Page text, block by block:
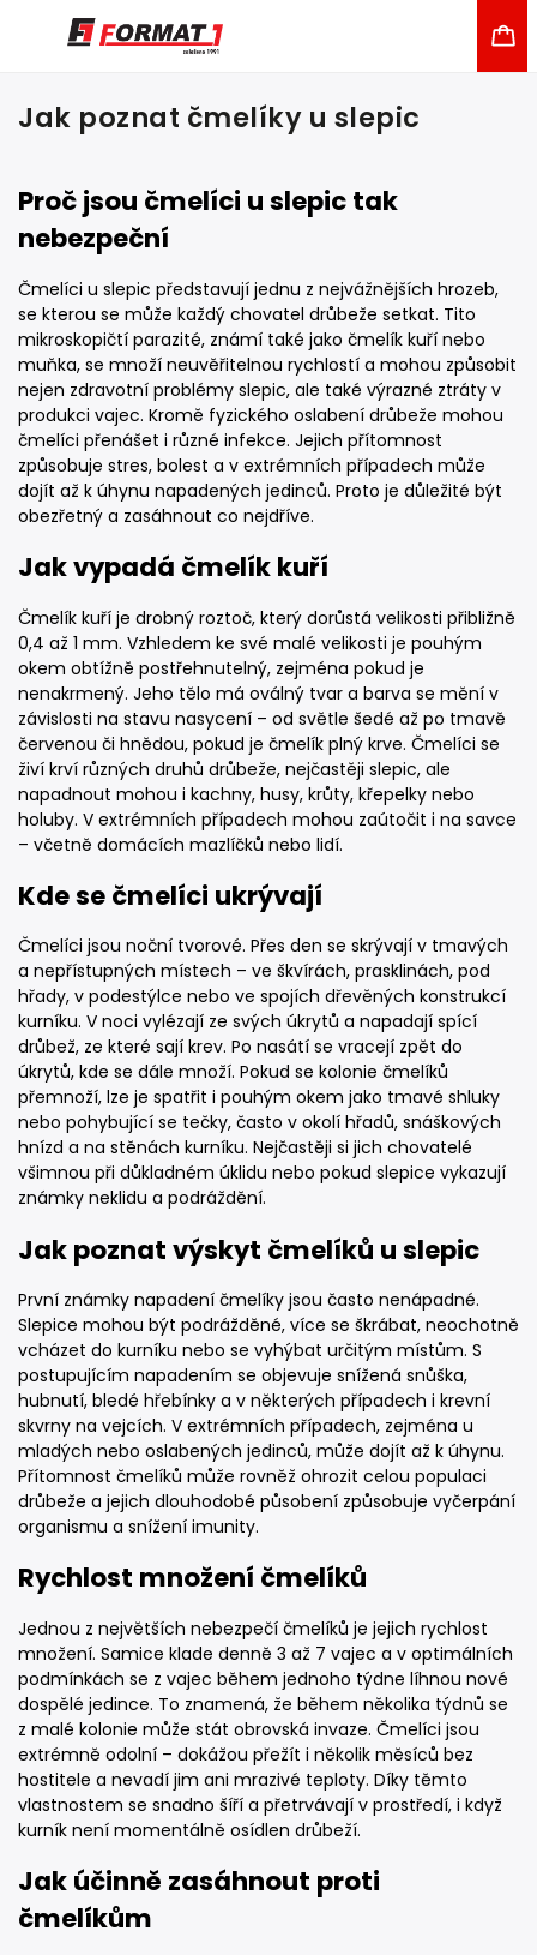
Jak poznat čmelíky u slepic
Proč jsou čmelíci u slepic tak
nebezpeční
Čmelíci u slepic představují jednu z nejvážnějších hrozeb,
se kterou se může každý chovatel drůbeže setkat. Tito
mikroskopičtí parazité, známí také jako čmelík kuří nebo
muňka, se množí neuvěřitelnou rychlostí a mohou způsobit
nejen zdravotní problémy slepic, ale také výrazné ztráty v
produkci vajec. Kromě fyzického oslabení drůbeže mohou
čmelíci přenášet i různé infekce. Jejich přítomnost
způsobuje stres, bolest a v extrémních případech může
dojít až k úhynu napadených jedinců. Proto je důležité být
obezřetný a zasáhnout co nejdříve.
Jak vypadá čmelík kuří
Čmelík kuří je drobný roztoč, který dorůstá velikosti přibližně
0,4 až 1 mm. Vzhledem ke své malé velikosti je pouhým
okem obtížně postřehnutelný, zejména pokud je
nenakrmený. Jeho tělo má oválný tvar a barva se mění v
závislosti na stavu nasycení – od světle šedé až po tmavě
červenou či hnědou, pokud je čmelík plný krve. Čmelíci se
živí krví různých druhů drůbeže, nejčastěji slepic, ale
napadnout mohou i kachny, husy, krůty, křepelky nebo
holuby. V extrémních případech mohou zaútočit i na savce
– včetně domácích mazlíčků nebo lidí.
Kde se čmelíci ukrývají
Čmelíci jsou noční tvorové. Přes den se skrývají v tmavých
a nepřístupných místech – ve škvírách, prasklinách, pod
hřady, v podestýlce nebo ve spojích dřevěných konstrukcí
kurníku. V noci vylézají ze svých úkrytů a napadají spící
drůbež, ze které sají krev. Po nasátí se vracejí zpět do
úkrytů, kde se dále množí. Pokud se kolonie čmelíků
přemnoží, lze je spatřit i pouhým okem jako tmavé shluky
nebo pohybující se tečky, často v okolí hřadů, snáškových
hnízd a na stěnách kurníku. Nejčastěji si jich chovatelé
všimnou při důkladném úklidu nebo pokud slepice vykazují
známky neklidu a podráždění.
Jak poznat výskyt čmelíků u slepic
První známky napadení čmelíky jsou často nenápadné.
Slepice mohou být podrážděné, více se škrábat, neochotně
vcházet do kurníku nebo se vyhýbat určitým místům. S
postupujícím napadením se objevuje snížená snůška,
hubnutí, bledé hřebínky a v některých případech i krevní
skvrny na vejcích. V extrémních případech, zejména u
mladých nebo oslabených jedinců, může dojít až k úhynu.
Přítomnost čmelíků může rovněž ohrozit celou populaci
drůbeže a jejich dlouhodobé působení způsobuje vyčerpání
organismu a snížení imunity.
Rychlost množení čmelíků
Jednou z největších nebezpečí čmelíků je jejich rychlost
množení. Samice klade denně 3 až 7 vajec a v optimálních
podmínkách se z vajec během jednoho týdne líhnou nové
dospělé jedince. To znamená, že během několika týdnů se
z malé kolonie může stát obrovská invaze. Čmelíci jsou
extrémně odolní – dokážou přežít i několik měsíců bez
hostitele a nevadí jim ani mrazivé teploty. Díky těmto
vlastnostem se snadno šíří a přetrvávají v prostředí, i když
kurník není momentálně osídlen drůbeží.
Jak účinně zasáhnout proti
čmelíkům